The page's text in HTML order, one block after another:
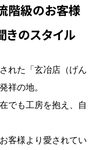
階級のお客様
きのスタイル
れた「玄冶店（げん
祥の地。
でも工房を抱え、自
客様より愛されてい